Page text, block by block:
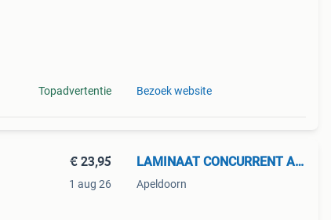
Topadvertentie Bezoek website
€ 23,95
1 aug 26
LAMINAAT CONCURRENT APELDOORN
Apeldoorn